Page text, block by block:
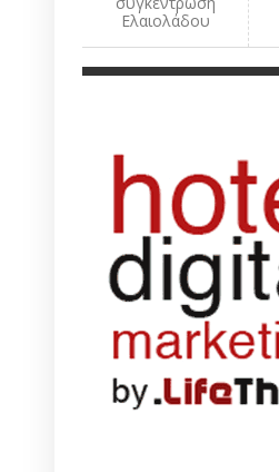
Ελαιολάδου